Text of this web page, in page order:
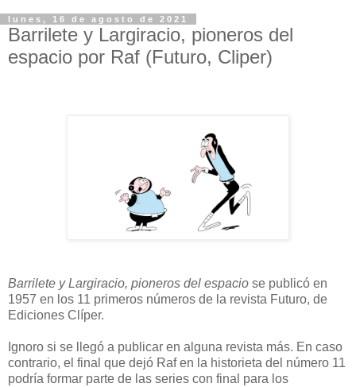
lunes, 16 de agosto de 2021
Barrilete y Largiracio, pioneros del
espacio por Raf (Futuro, Cliper)
Barrilete y Largiracio, pioneros del espacio se publicó en
1957 en los 11 primeros números de la revista Futuro, de
Ediciones Clíper.
Ignoro si se llegó a publicar en alguna revista más. En caso
contrario, el final que dejó Raf en la historieta del número 11
podría formar parte de las series con final para los